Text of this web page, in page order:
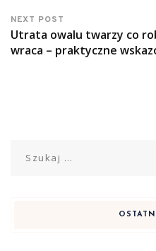
NEXT POST
Utrata owalu twarzy co
wraca – praktyczne